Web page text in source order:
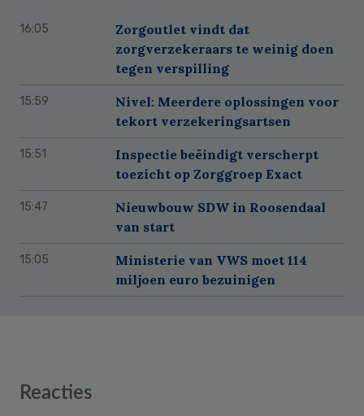
16:05
Zorgoutlet vindt dat
zorgverzekeraars te weinig doen
tegen verspilling
15:59
Nivel: Meerdere oplossingen voor
tekort verzekeringsartsen
15:51
Inspectie beëindigt verscherpt
toezicht op Zorggroep Exact
15:47
Nieuwbouw SDW in Roosendaal
van start
15:05
Ministerie van VWS moet 114
miljoen euro bezuinigen
Reader
Reacties